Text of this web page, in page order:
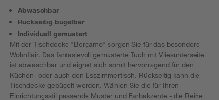
Abwaschbar
Rückseitig bügelbar
Individuell gemustert
Mit der Tischdecke "Bergamo" sorgen Sie für das besondere
Wohnflair. Das fantasievoll gemusterte Tuch mit Vliesunterseite
ist abwaschbar und eignet sich somit hervorragend für den
Küchen- oder auch den Esszimmertisch. Rückseitig kann die
Tischdecke gebügelt werden. Wählen Sie die für Ihren
Einrichtungsstil passende Muster und Farbakzente - die Reihe